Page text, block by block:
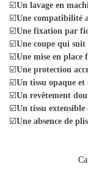
☑️Un lavage en
☑️Une compatibilité
☑️Une fixation par
☑️Une coupe qui
☑️Une mise en place
☑️Une protection
☑️Un tissu opaque et
☑️Un revêtement
☑️Un tissu
☑️Une absence de